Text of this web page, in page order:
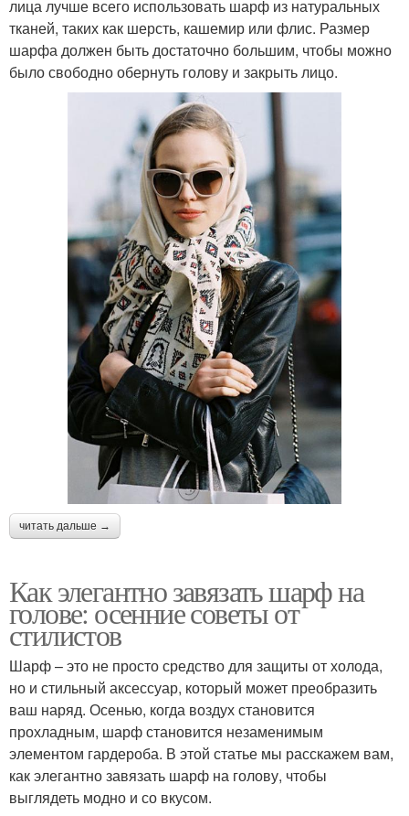
лица лучше всего использовать шарф из натуральных
тканей, таких как шерсть, кашемир или флис. Размер
шарфа должен быть достаточно большим, чтобы можно
было свободно обернуть голову и закрыть лицо.
читать дальше →
Как элегантно завязать шарф на
голове: осенние советы от
стилистов
Шарф – это не просто средство для защиты от холода,
но и стильный аксессуар, который может преобразить
ваш наряд. Осенью, когда воздух становится
прохладным, шарф становится незаменимым
элементом гардероба. В этой статье мы расскажем вам,
как элегантно завязать шарф на голову, чтобы
выглядеть модно и со вкусом.